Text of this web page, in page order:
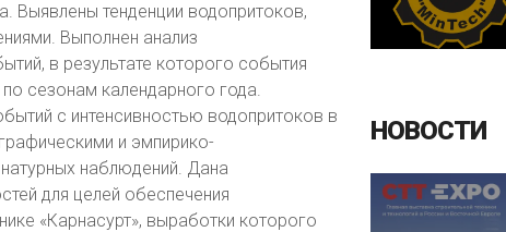
Выявлены тенденции водопритоков,
Выполнен анализ
в результате которого события
сезонам календарного года.
с интенсивностью водопритоков в
и эмпирико-
наблюдений. Дана
для целей обеспечения
«Карнасурт», выработки которого
НОВОСТИ